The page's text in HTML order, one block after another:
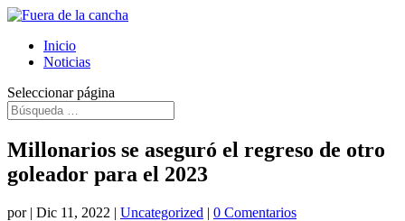
Inicio
Noticias
Seleccionar página
Millonarios se aseguró el regreso de otro
goleador para el 2023
por | Dic 11, 2022 | Uncategorized | 0 Comentarios